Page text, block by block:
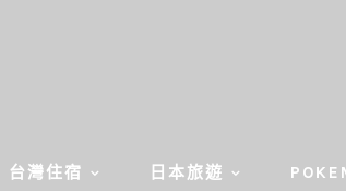
台灣住宿 日本旅遊